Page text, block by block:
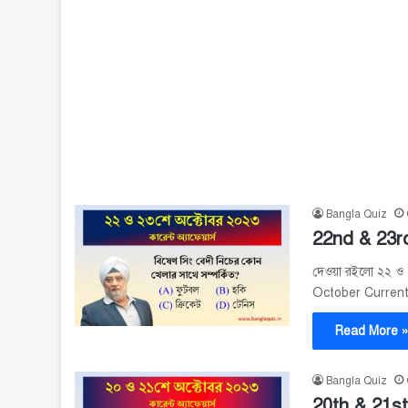
Bangla Quiz
22nd &
দেওয়া রইলো ২২ ও
October
Read More »
Bangla Quiz